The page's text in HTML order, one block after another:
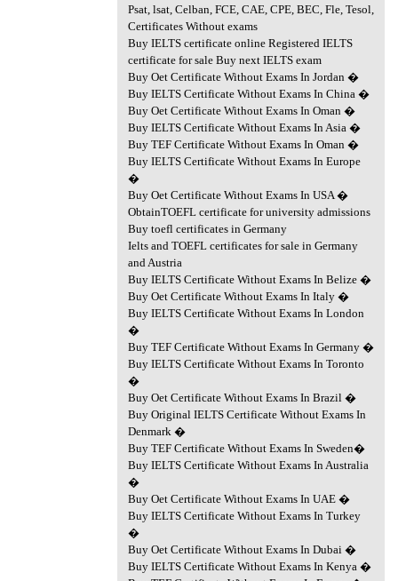
Psat, lsat, Celban, FCE, CAE, CPE, BEC, Fle, Tesol,
Certificates Without exams
Buy IELTS certificate online Registered IELTS
certificate for sale Buy next IELTS exam
Buy Oet Certificate Without Exams In Jordan �
Buy IELTS Certificate Without Exams In China �
Buy Oet Certificate Without Exams In Oman �
Buy IELTS Certificate Without Exams In Asia �
Buy TEF Certificate Without Exams In Oman �
Buy IELTS Certificate Without Exams In Europe
�
Buy Oet Certificate Without Exams In USA �
ObtainTOEFL certificate for university admissions
Buy toefl certificates in Germany
Ielts and TOEFL certificates for sale in Germany
and Austria
Buy IELTS Certificate Without Exams In Belize �
Buy Oet Certificate Without Exams In Italy �
Buy IELTS Certificate Without Exams In London
�
Buy TEF Certificate Without Exams In Germany �
Buy IELTS Certificate Without Exams In Toronto
�
Buy Oet Certificate Without Exams In Brazil �
Buy Original IELTS Certificate Without Exams In
Denmark �
Buy TEF Certificate Without Exams In Sweden�
Buy IELTS Certificate Without Exams In Australia
�
Buy Oet Certificate Without Exams In UAE �
Buy IELTS Certificate Without Exams In Turkey
�
Buy Oet Certificate Without Exams In Dubai �
Buy IELTS Certificate Without Exams In Kenya �